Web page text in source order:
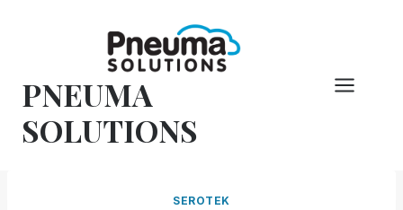
PNEUMA
SOLUTIONS
SEROTEK